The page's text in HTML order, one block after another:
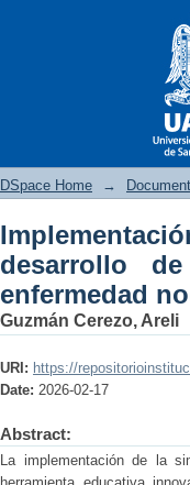
DSpace Home →
desarrollo
enfermedad
Guzmán Cerezo, Areli
URI: https://
Date: 2026-02-17
Abstract:
La implementación de la